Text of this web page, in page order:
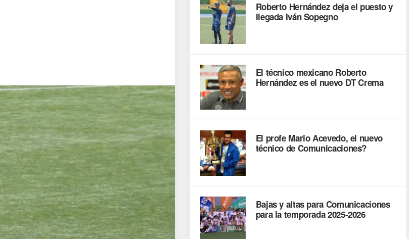
Roberto Hernández deja el puesto y
llegada Iván Sopegno
El técnico mexicano Roberto
Hernández es el nuevo DT Crema
El profe Mario Acevedo, el nuevo
técnico de Comunicaciones?
Bajas y altas para Comunicaciones
para la temporada 2025-2026